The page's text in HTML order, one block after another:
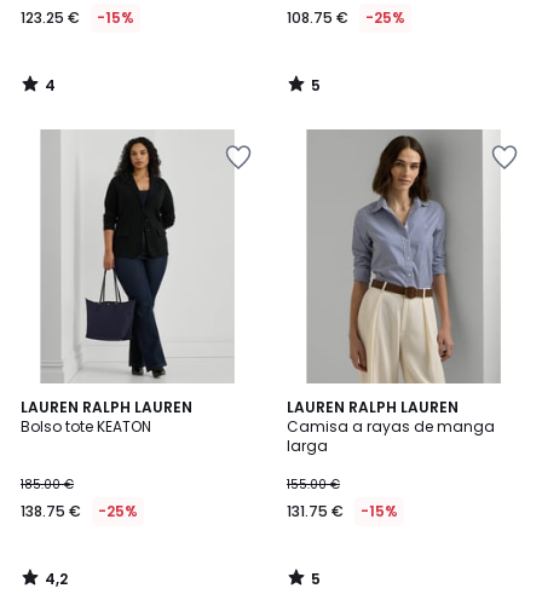
123.25 € -15%
4
/
108.75 € -25%
5
/
LAUREN RALPH LAUREN
Bolso tote KEATON
185.00 €
138.75 € -25%
4,2
/ 5
4,2
/
LAUREN RALPH LAUREN
Camisa a rayas de manga
larga
155.00 €
131.75 € -15%
5
/
5
5
/